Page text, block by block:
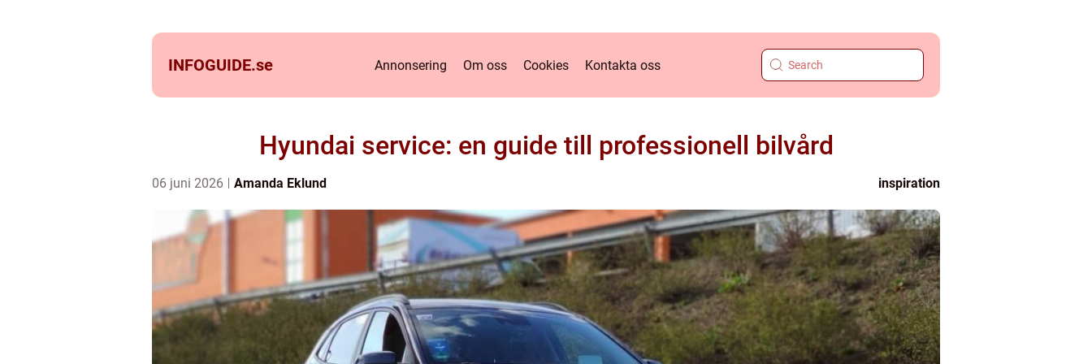
INFOGUIDE.se Annonsering Om oss Cookies Kontakta oss
Hyundai service: en guide till professionell bilvård
06 juni 2026 Amanda Eklund inspiration